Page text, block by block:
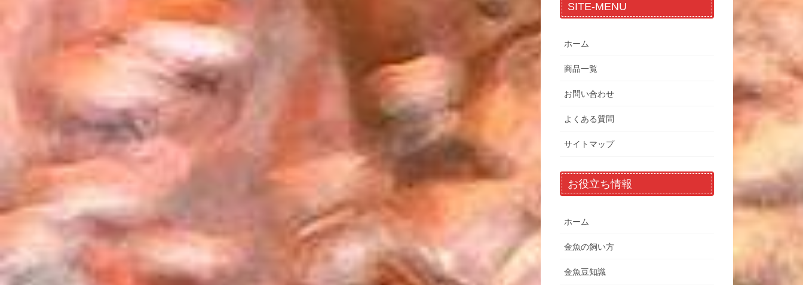
SITE-MENU
ホーム
商品一覧
お問い合わせ
よくある質問
サイトマップ
お役立ち情報
ホーム
金魚の飼い方
金魚豆知識